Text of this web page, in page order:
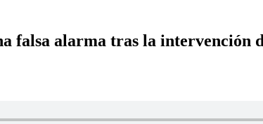
falsa alarma tras la intervención